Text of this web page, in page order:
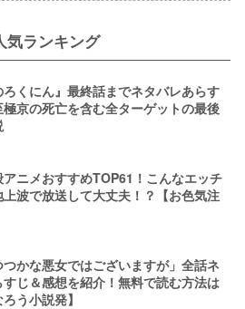
気ランキング
ろくにん』最終話までネタバレあらす
極京の死亡を含む全ターゲットの最後
アニメおすすめTOP61！こんなエッチ
上波で放送して大丈夫！？【お色気注
かな悪女ではございますが」全話ネ
すじ＆感想を紹介！無料で読む方法は
う小説発】